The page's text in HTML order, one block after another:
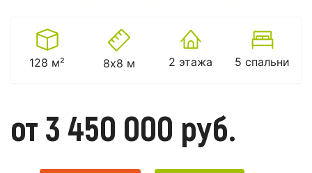
128 м² 8х8 м 2 этажа 5 спальни
от 3 450 000 руб.